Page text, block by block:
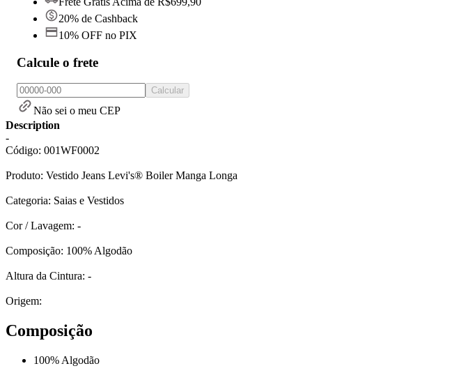
20% de Cashback
10% OFF no PIX
Calcule o frete
Calcular
Não sei o meu CEP
Description
-
Código: 001WF0002
Produto: Vestido Jeans Levi's® Boiler Manga Longa
Categoria: Saias e Vestidos
Cor / Lavagem: -
Composição: 100% Algodão
Altura da Cintura: -
Origem:
Composição
100% Algodão